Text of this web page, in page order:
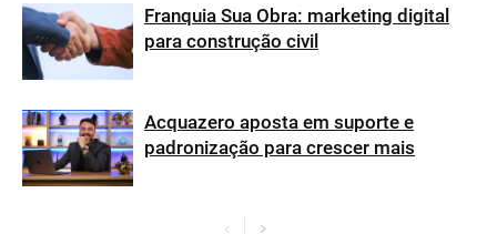
Franquia Sua Obra: marketing digital
para construção civil
Acquazero aposta em suporte e
padronização para crescer mais